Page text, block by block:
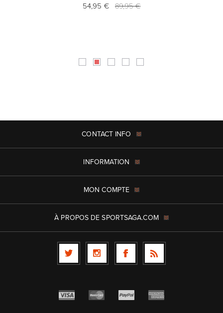
54,95 € 89,95 €
CONTACT INFO
INFORMATION
MON COMPTE
À PROPOS DE SPORTSAGA.COM